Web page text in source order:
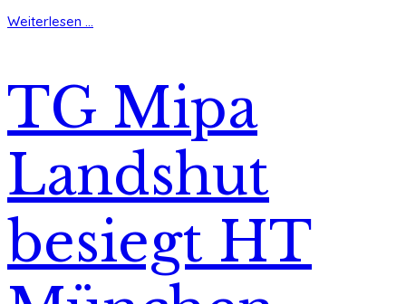
Weiterlesen ...
TG Mipa
Landshut
besiegt HT